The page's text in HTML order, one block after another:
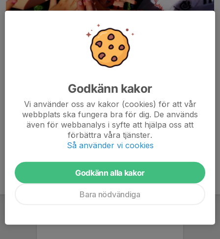
Anmälan till Stensjön Cup 2021 via denna länk.
Godkänn kakor
Vi använder oss av kakor (cookies) för att vår
webbplats ska fungera bra för dig. De används
även för webbanalys i syfte att hjälpa oss att
förbättra våra tjänster.
Så använder vi cookies
Godkänn alla kakor
Bara nödvändiga